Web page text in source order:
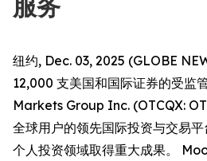
服务
纽约, Dec. 03, 2025 (GLOBE
12,000 支美国和国际证券的受监
Markets Group Inc. (OTCQX:
全球用户的领先国际投资与交易
个人投资领域取得重大成果。